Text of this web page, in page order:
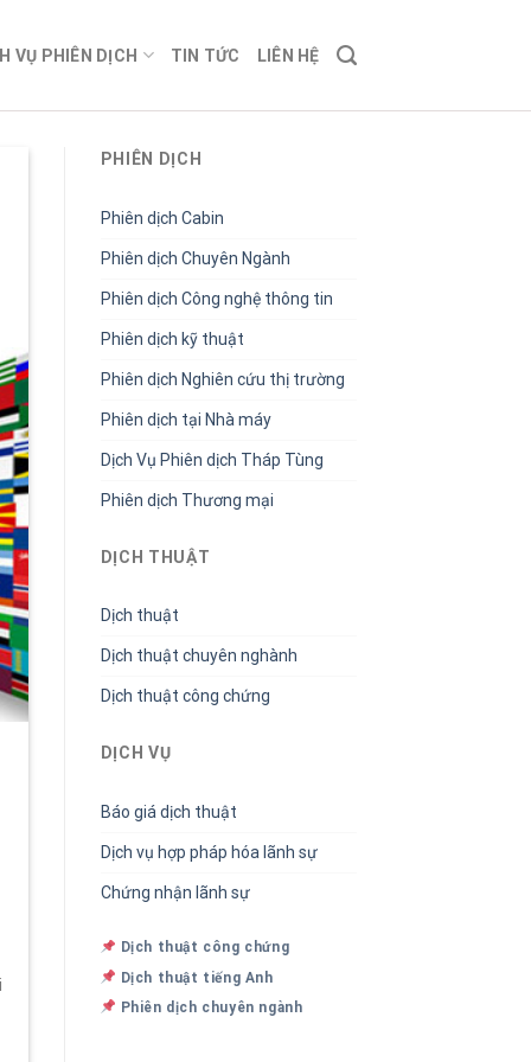
VỤ PHIÊN DỊCH TIN TỨC LIÊN HỆ
PHIÊN DỊCH
Phiên dịch Cabin
Phiên dịch Chuyên Ngành
Phiên dịch Công nghệ thông tin
Phiên dịch kỹ thuật
Phiên dịch Nghiên cứu thị trường
Phiên dịch tại Nhà máy
Dịch Vụ Phiên dịch Tháp Tùng
Phiên dịch Thương mại
DỊCH THUẬT
Dịch thuật
Dịch thuật chuyên nghành
Dịch thuật công chứng
DỊCH VỤ
Báo giá dịch thuật
Dịch vụ hợp pháp hóa lãnh sự
Chứng nhận lãnh sự
Dịch thuật công chứng
Dịch thuật tiếng Anh
Phiên dịch chuyên ngành